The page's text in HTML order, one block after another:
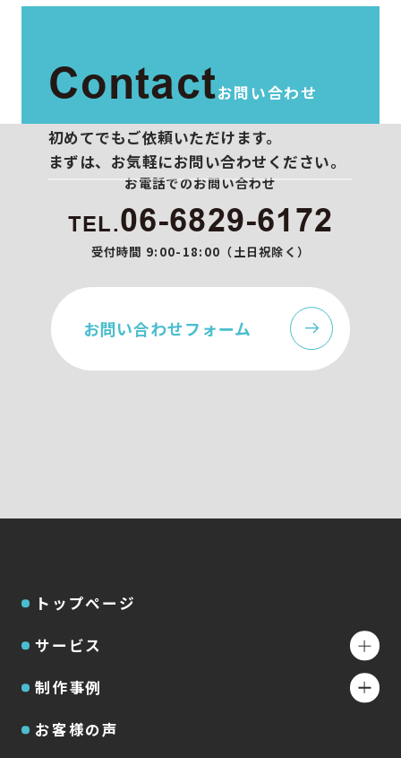
Contactお問い合わせ
初めてでもご依頼いただけます。
まずは、お気軽にお問い合わせください。
お電話でのお問い合わせ
TEL.06-6829-6172
受付時間 9:00-18:00（土日祝除く）
お問い合わせフォーム
トップページ
サービス
制作事例
お客様の声